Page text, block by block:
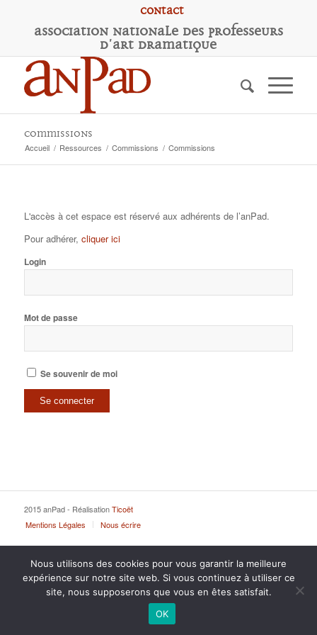
Contact
Association Nationale des Professeurs
d'Art Dramatique
Commissions
Accueil / Ressources / Commissions / Commissions
L'accès à cet espace est réservé aux adhérents de l’anPad.
Pour adhérer, cliquer ici
Login
Mot de passe
Se souvenir de moi
2015 anPad - RéalisationTicoët
Mentions Légales
Nous écrire
Nous utilisons des cookies pour vous garantir la meilleure
expérience sur notre site web. Si vous continuez à utiliser ce
site, nous supposerons que vous en êtes satisfait.
OK